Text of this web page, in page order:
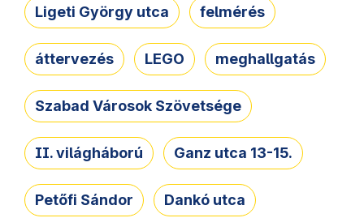
Ligeti György utca felmérés
áttervezés LEGO meghallgatás
Szabad Városok Szövetsége
II. világháború Ganz utca 13-15.
Petőfi Sándor Dankó utca